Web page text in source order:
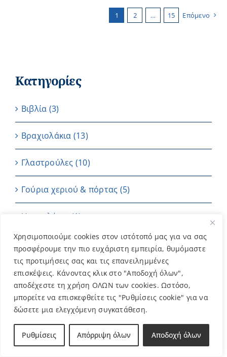
Χρησιμοποιούμε cookies στον ιστότοπό μας για να σας
προσφέρουμε την πιο ευχάριστη εμπειρία, θυμόμαστε
τις προτιμήσεις σας και τις επανειλημμένες
επισκέψεις. Κάνοντας κλικ στο "Αποδοχή όλων",
αποδέχεστε τη χρήση ΟΛΩΝ των cookies. Ωστόσο,
μπορείτε να επισκεφθείτε τις "Ρυθμίσεις cookie" για να
δώσετε μια ελεγχόμενη συγκατάθεση.
Ρυθμίσεις Απόρριψη όλων Αποδοχή όλων
1 2 … 15 Επόμενο
Κατηγορίες
Βιβλία (3)
Βραχιολάκια (13)
Γλαστρούλες (10)
Γούρια χεριού & πόρτας (5)
Ημερολόγιο (1)
Καρτούλες
Κεριά (7)
Μπαντάνες(2)
Μπομπονιέρες(202)